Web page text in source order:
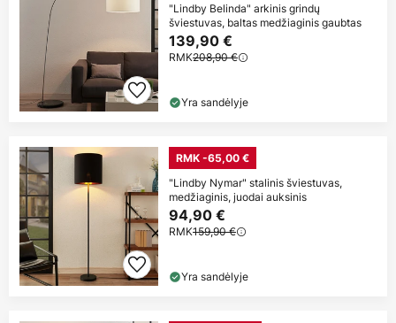
"Lindby Belinda" arkinis grindų
šviestuvas, baltas medžiaginis gaubtas
139,90 €
RMK208,90 €
Yra sandėlyje
RMK -65,00 €
"Lindby Nymar" stalinis šviestuvas,
medžiaginis, juodai auksinis
94,90 €
RMK159,90 €
Yra sandėlyje